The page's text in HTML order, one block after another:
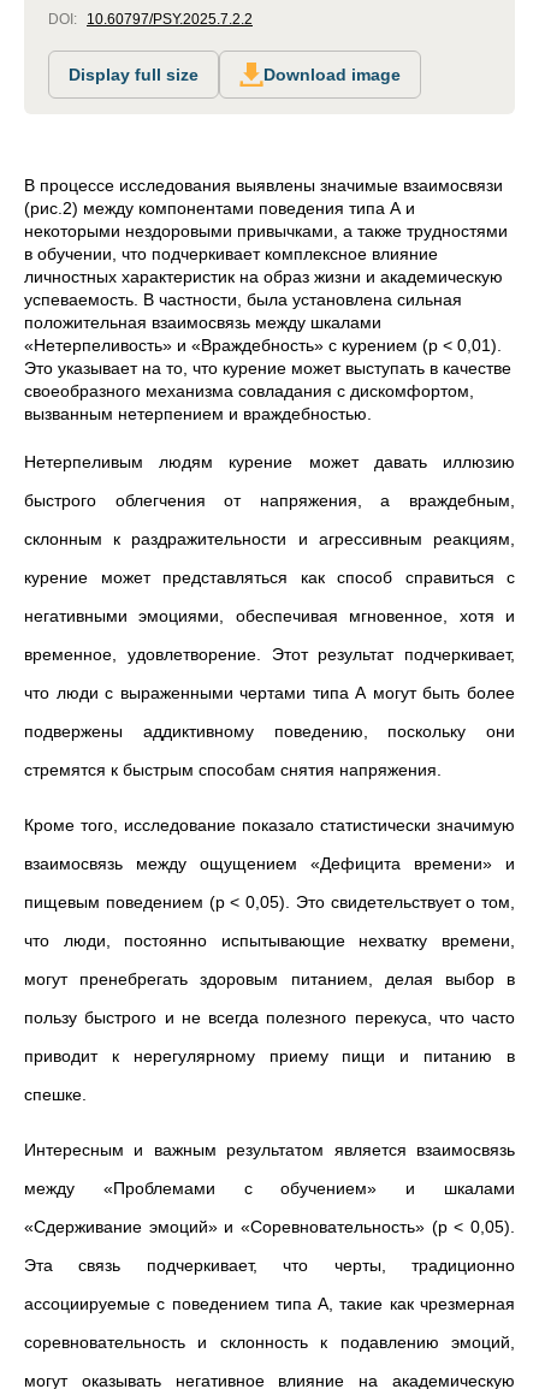
DOI: 10.60797/PSY.2025.7.2.2
Display full size Download image
В процессе исследования выявлены значимые взаимосвязи
(рис.2) между компонентами поведения типа А и
некоторыми нездоровыми привычками, а также трудностями
в обучении, что подчеркивает комплексное влияние
личностных характеристик на образ жизни и академическую
успеваемость. В частности, была установлена сильная
положительная взаимосвязь между шкалами
«Нетерпеливость» и «Враждебность» с курением (p < 0,01).
Это указывает на то, что курение может выступать в качестве
своеобразного механизма совладания с дискомфортом,
вызванным нетерпением и враждебностью.
Нетерпеливым людям курение может давать иллюзию
быстрого облегчения от напряжения, а враждебным,
склонным к раздражительности и агрессивным реакциям,
курение может представляться как способ справиться с
негативными эмоциями, обеспечивая мгновенное, хотя и
временное, удовлетворение. Этот результат подчеркивает,
что люди с выраженными чертами типа А могут быть более
подвержены аддиктивному поведению, поскольку они
стремятся к быстрым способам снятия напряжения.
Кроме того, исследование показало статистически значимую
взаимосвязь между ощущением «Дефицита времени» и
пищевым поведением (p < 0,05). Это свидетельствует о том,
что люди, постоянно испытывающие нехватку времени,
могут пренебрегать здоровым питанием, делая выбор в
пользу быстрого и не всегда полезного перекуса, что часто
приводит к нерегулярному приему пищи и питанию в
спешке.
Интересным и важным результатом является взаимосвязь
между «Проблемами с обучением» и шкалами
«Сдерживание эмоций»и«Соревновательность» (p < 0,05).
Эта связь подчеркивает, что черты, традиционно
ассоциируемые с поведением типа А, такие как чрезмерная
соревновательность и склонность к подавлению эмоций,
могут оказывать негативное влияние на академическую